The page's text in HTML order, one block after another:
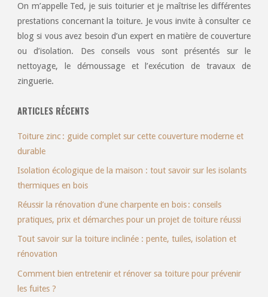
On m’appelle Ted, je suis toiturier et je maîtrise les différentes
prestations concernant la toiture. Je vous invite à consulter ce
blog si vous avez besoin d’un expert en matière de couverture
ou d’isolation. Des conseils vous sont présentés sur le
nettoyage, le démoussage et l’exécution de travaux de
zinguerie.
ARTICLES RÉCENTS
Toiture zinc : guide complet sur cette couverture moderne et
durable
Isolation écologique de la maison : tout savoir sur les isolants
thermiques en bois
Réussir la rénovation d’une charpente en bois : conseils
pratiques, prix et démarches pour un projet de toiture réussi
Tout savoir sur la toiture inclinée : pente, tuiles, isolation et
rénovation
Comment bien entretenir et rénover sa toiture pour prévenir
les fuites ?